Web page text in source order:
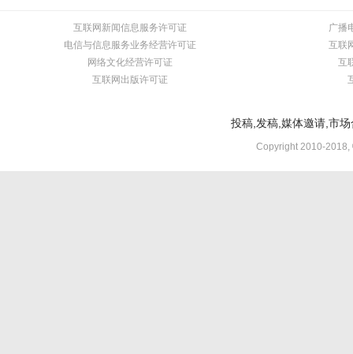
互联网新闻信息服务许可证
电信与信息服务业务经营许可证
网络文化经营许可证
互联网出版许可证
广播
互联
互
投稿,发稿,媒体邀请,市
Copyright 2010-2018,